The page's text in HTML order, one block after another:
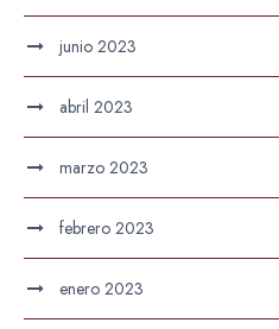
junio 2023
abril 2023
marzo 2023
febrero 2023
enero 2023